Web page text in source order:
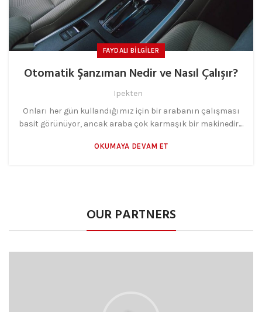
FAYDALI BILGILER
Otomatik Şanzıman Nedir ve Nasıl Çalışır?
Ipekten
Onları her gün kullandığımız için bir arabanın çalışması
basit görünüyor, ancak araba çok karmaşık bir makinedir....
OKUMAYA DEVAM ET
OUR PARTNERS